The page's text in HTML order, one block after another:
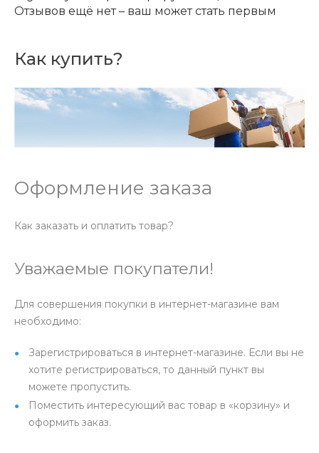
Отзывов ещё нет – ваш может стать первым
Как купить?
Оформление заказа
Как заказать и оплатить товар?
Уважаемые покупатели!
Для совершения покупки в интернет-магазине вам
необходимо:
Зарегистрироваться в интернет-магазине. Если вы не
хотите регистрироваться, то данный пункт вы
можете пропустить.
Поместить интересующий вас товар в «корзину» и
оформить заказ.